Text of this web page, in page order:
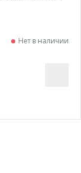
Нет в наличии